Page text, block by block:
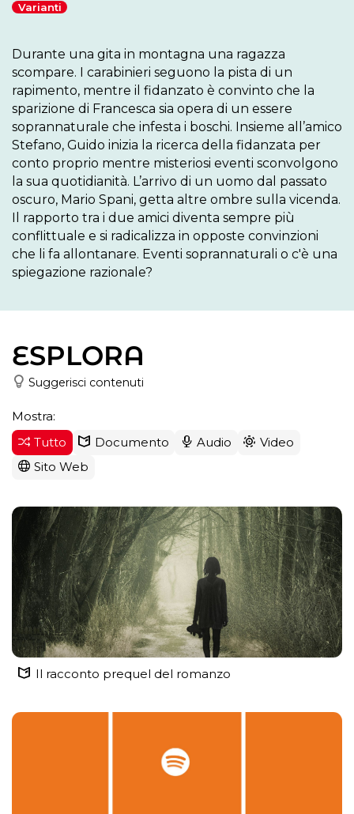
Varianti
Durante una gita in montagna una ragazza
scompare. I carabinieri seguono la pista di un
rapimento, mentre il fidanzato è convinto che la
sparizione di Francesca sia opera di un essere
soprannaturale che infesta i boschi. Insieme all’amico
Stefano, Guido inizia la ricerca della fidanzata per
conto proprio mentre misteriosi eventi sconvolgono
la sua quotidianità. L’arrivo di un uomo dal passato
oscuro, Mario Spani, getta altre ombre sulla vicenda.
Il rapporto tra i due amici diventa sempre più
conflittuale e si radicalizza in opposte convinzioni
che li fa allontanare. Eventi soprannaturali o c'è una
spiegazione razionale?
ESPLORA
Suggerisci contenuti
Mostra:
Tutto
Documento Audio
Video
Sito Web
Il racconto prequel del romanzo